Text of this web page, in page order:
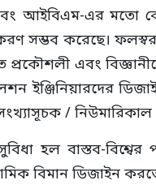
আইবিএম-এর মতো
সম্ভব করেছে।
প্রকৌশলী এবং
ইঞ্জিনিয়ারদের
/ নিউমারিকাল
হল বাস্তব-
বিমান ডিজাইন